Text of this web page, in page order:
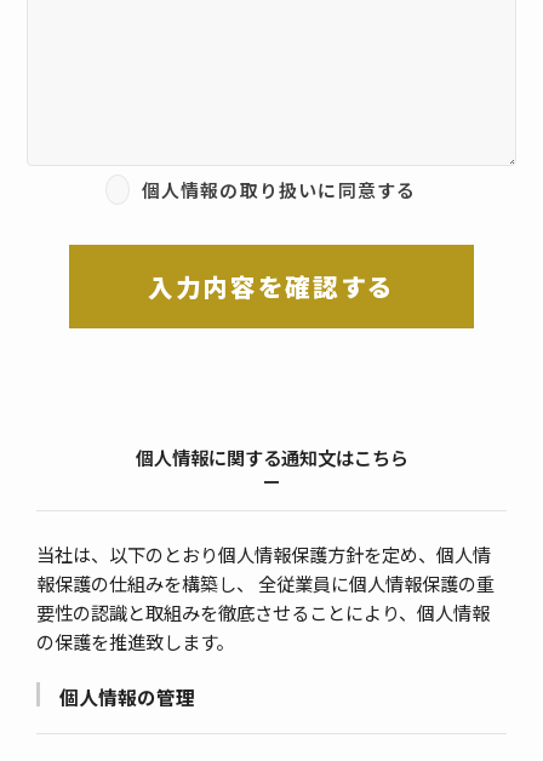
個人情報の取り扱いに同意する
入力内容を確認する
個人情報に関する通知文はこちら
当社は、以下のとおり個人情報保護方針を定め、個人情
報保護の仕組みを構築し、 全従業員に個人情報保護の重
要性の認識と取組みを徹底させることにより、個人情報
の保護を推進致します。
個人情報の管理
当社は、お客さまの個人情報を正確かつ最新の状態に